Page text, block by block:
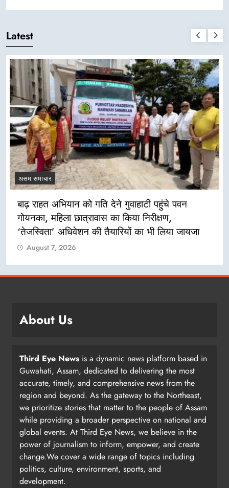
Latest
असम समाचार
बाढ़ राहत अभियान को गति देने गुवाहाटी पहुंचे पवन
गोयनका, महिला छात्रावास का किया निरीक्षण,
‘तेजस्विता’ अधिवेशन की तैयारियों का भी लिया जायजा
August 7, 2026
About Us
Third Eye News is a dynamic news platform based in
Guwahati, Assam, dedicated to delivering the most
accurate, timely, and comprehensive news from the
region and beyond. As the gateway to the Northeast,
we prioritize stories that matter to the people of Assam
while providing a broader perspective on national and
global events. At Third Eye News, we believe in the
power of journalism to inform, empower, and create
change.We cover a wide range of topics including
politics, culture, environment, sports, and
development.